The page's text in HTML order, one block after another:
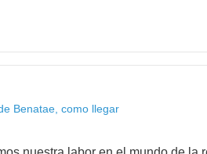
Benatae, como llegar